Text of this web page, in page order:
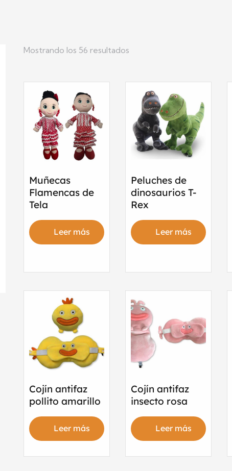
Mostrando los 56 resultados
Muñecas
Flamencas de
Tela
Leer más
Peluches de
dinosaurios T-
Rex
Leer más
Cojín antifaz
pollito amarillo
Leer más
Cojín antifaz
insecto rosa
Leer más